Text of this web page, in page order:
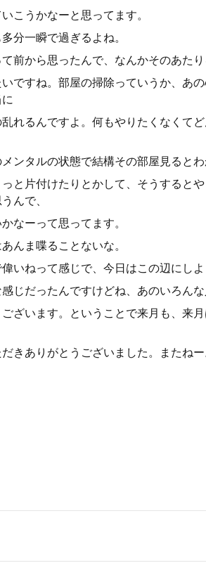
こうかなーと思ってます。
分一瞬で過ぎるよね。
前から思ったんで、なんかそのあたり
ですね。部屋の掃除っていうか、あ
れるんですよ。何もやりたくなくて
ンタルの状態で結構その部屋見ると
と片付けたりとかして、そうすると
んで、
なーって思ってます。
んま喋ることないな。
いねって感じで、今日はこの辺にしよ
じだったんですけどね、あのいろん
ざいます。ということで来月も、来
きありがとうございました。またねー